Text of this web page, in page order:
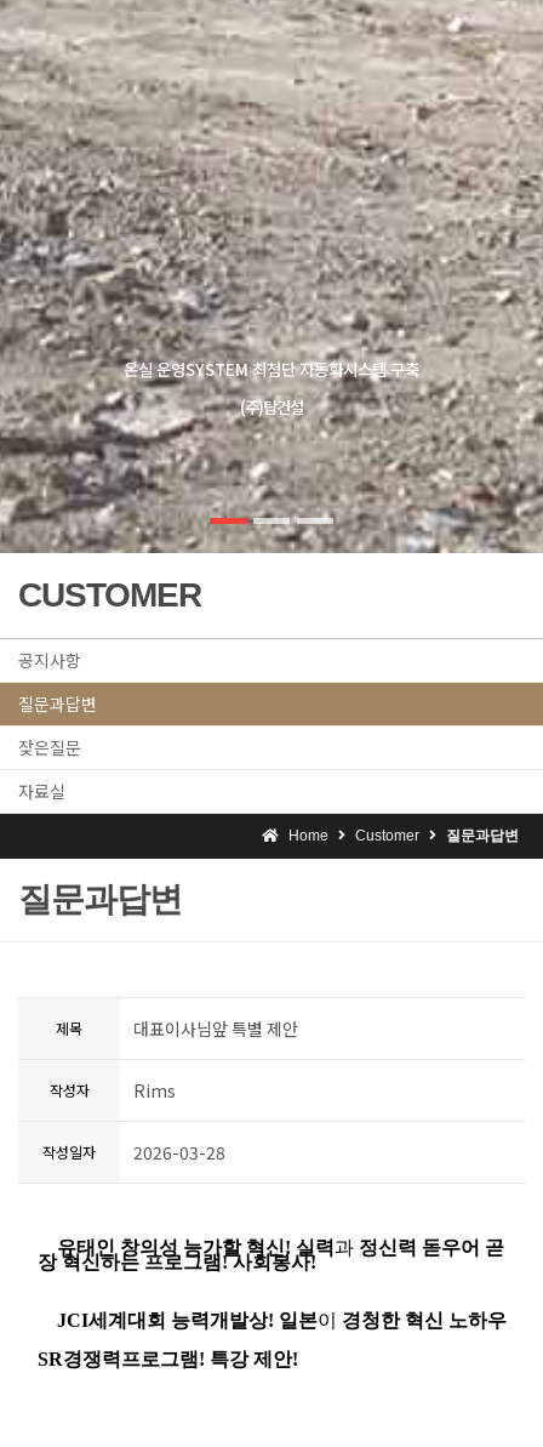
CUSTOMER
공지사항
질문과답변
잦은질문
자료실
Home Customer 질문과답변
질문과답변
제목 대표이사님앞 특별 제안
작성자 Rims
작성일자 2026-03-28
유태인 창의성 능가할 혁신! 실력과 정신력 돋우어 곧
장 혁신하는 프로그램!사회봉사!
JCI세계대회 능력개발상! 일본이 경청한 혁신 노하우
SR경쟁력프로그램! 특강 제안!